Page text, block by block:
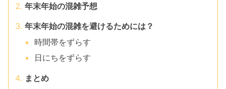
年末年始の混雑予想
年末年始の混雑を避けるためには？
時間帯をずらす
日にちをずらす
まとめ